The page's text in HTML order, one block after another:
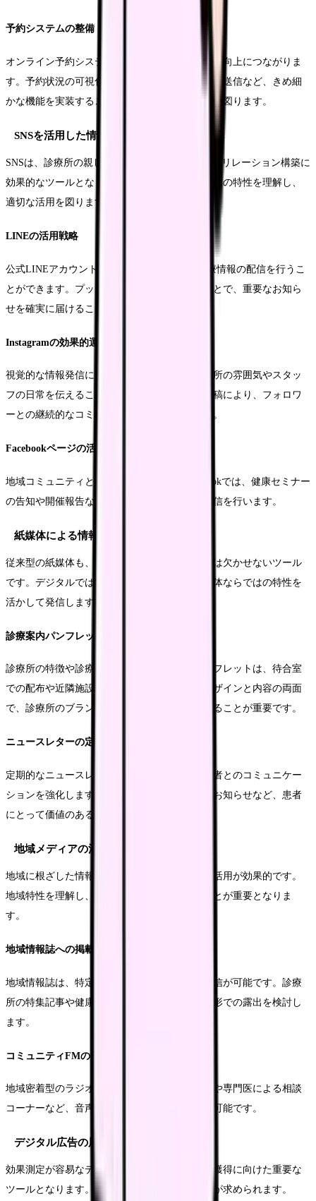
予約システムの整備
オンライン予約システムの導入は、患者の利便性向上につながりま
す。予約状況の可視化や、予約確認メールの自動送信など、きめ細
かな機能を実装することで、患者満足度の向上を図ります。
SNSを活用した情報発信
SNSは、診療所の親しみやすさを伝え、患者とのリレーション構築に
効果的なツールとなります。各プラットフォームの特性を理解し、
適切な活用を図ります。
LINEの活用戦略
公式LINEアカウントを通じて、予約確認や診療情報の配信を行うこ
とができます。プッシュ通知機能を活用することで、重要なお知ら
せを確実に届けることが可能となります。
Instagramの効果的運用
視覚的な情報発信に優れたInstagramでは、診療所の雰囲気やスタッ
フの日常を伝えることができます。定期的な投稿により、フォロワ
ーとの継続的なコミュニケーションを図ります。
Facebookページの活用
地域コミュニティとの連携強化に適したFacebookでは、健康セミナー
の告知や開催報告など、地域に密着した情報発信を行います。
紙媒体による情報発信
従来型の紙媒体も、地域に根ざした情報発信には欠かせないツール
です。デジタルでは伝えきれない価値を、紙媒体ならではの特性を
活かして発信します。
診療案内パンフレットの作成
診療所の特徴や診療内容を詳しく説明するパンフレットは、待合室
での配布や近隣施設への設置に活用します。デザインと内容の両面
で、診療所のブランドイメージを適切に表現することが重要です。
ニュースレターの定期発行
定期的なニュースレターの発行により、既存患者とのコミュニケー
ションを強化します。健康情報や診療所からのお知らせなど、患者
にとって価値のある情報を提供します。
地域メディアの活用
地域に根ざした情報発信には、地域メディアの活用が効果的です。
地域特性を理解し、適切なアプローチを行うことが重要となりま
す。
地域情報誌への掲載
地域情報誌は、特定のエリアに特化した情報発信が可能です。診療
所の特集記事や健康コラムの連載など、様々な形での露出を検討し
ます。
コミュニティFMの活用
地域密着型のラジオ番組では、健康情報の提供や専門医による相談
コーナーなど、音声メディアならではの展開が可能です。
デジタル広告の展開
効果測定が容易なデジタル広告は、新規患者の獲得に向けた重要な
ツールとなります。適切な予算配分と運用管理が求められます。